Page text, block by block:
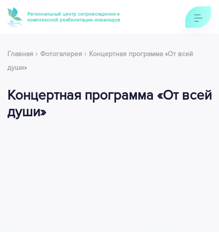
Региональный центр сопровождения и
комплексной реабилитации инвалидов
Главная › Фотогалерея › Концертная программа «От всей
души»
Концертная программа «От всей
души»